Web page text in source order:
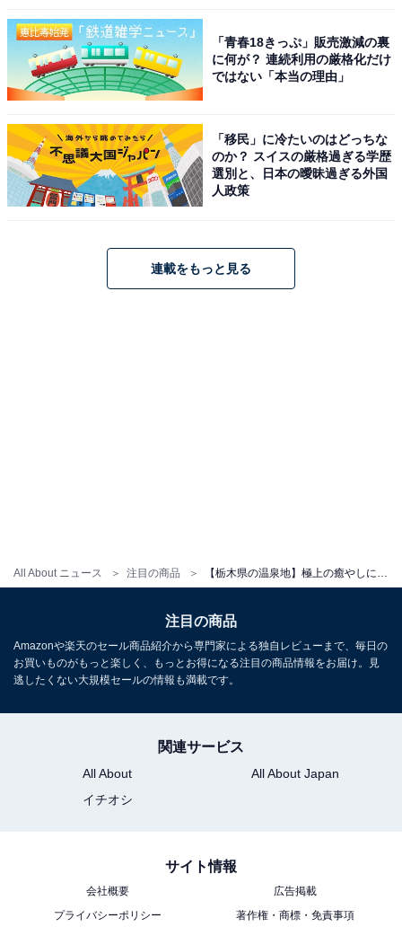
All About ニュース 注目の商品
テル」公式Webサイトより）
日光中禅寺温泉 中禅寺金谷ホテルは、中禅寺湖畔のミズ
ナラ林に囲まれたログハウス風のリゾートホテルです。
では四季折々の情緒を感じながら硫黄泉を堪能。食事は
ダイニングルーム「みずなら」にて伝統のフランス料理
アクセス
所在地：栃木県日光市中宮祠2482
で約60分、「中禅寺金谷ホテル前」下車徒歩すぐ／東武
日光駅より無料送迎バスあり／日光宇都宮道路「清滝
IC」より車で約30分
大人1名（参考価格）：26,230円
チェックイン・チェックアウト
「青春18きっぷ」販売激減の裏
に何が？ 連続利用の厳格化だけ
ではない「本当の理由」
「移民」に冷たいのはどっちな
のか？ スイスの厳格過ぎる学歴
選別と、日本の曖昧過ぎる外国
人政策
連載をもっと見る
注目の商品
Amazonや楽天のセール商品紹介から専門家による独自レビューまで、毎日の
お買いものがもっと楽しく、もっとお得になる注目の商品情報をお届け。見
逃したくない大規模セールの情報も満載です。
関連サービス
All About
All About Japan
イチオシ
サイト情報
会社概要
広告掲載
プライバシーポリシー
著作権・商標・免責事項